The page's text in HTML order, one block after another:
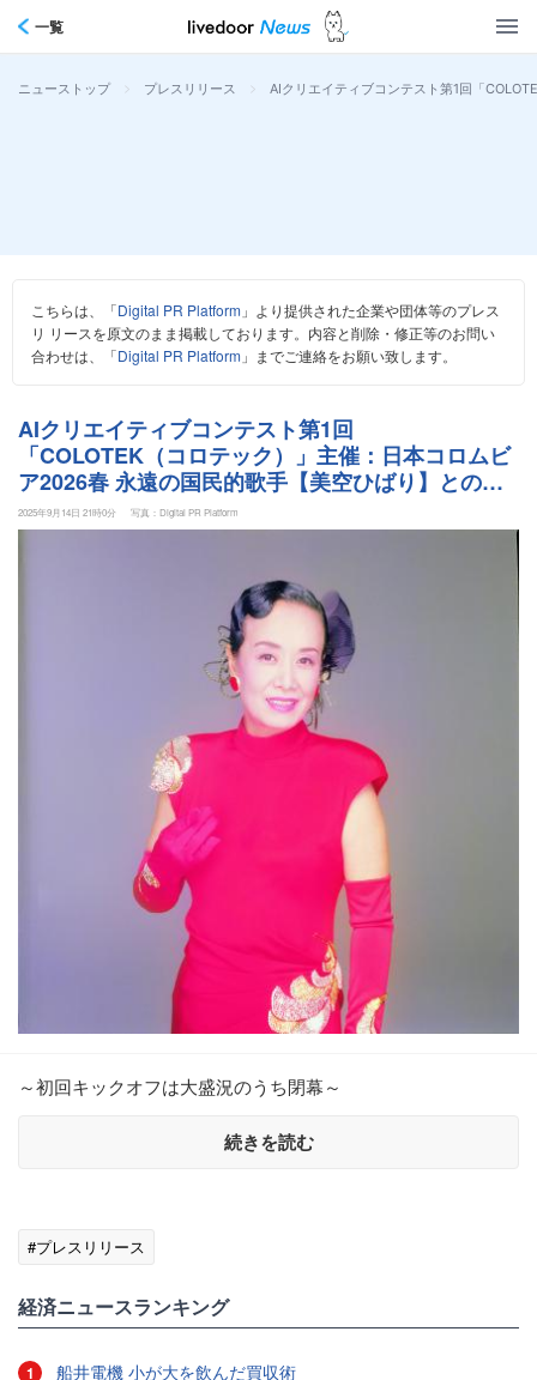
一覧
ニューストップ > プレスリリース > AIクリエイティブコンテスト第1回「
こちらは、「Digital PR Platform 」より提供された企業や団体等のプレス
リ リースを原文のまま掲載しております。内容と削除・修正等のお問い
合わせは、「Digital PR Platform 」までご連絡をお願い致します。
AIクリエイティブコンテスト第1回
「COLOTEK（コロテック）」主催：日本コロムビ
ア2026春 永遠の国民的歌手【美空ひばり】とのコ
ラボ開催決定
2025年9月14日 21時0分 写真：Digital PR Platform
～初回キックオフは大盛況のうち閉幕～
続きを読む
#プレスリリース
経済ニュースランキング
1 船井電機 小が大を飲んだ買収術